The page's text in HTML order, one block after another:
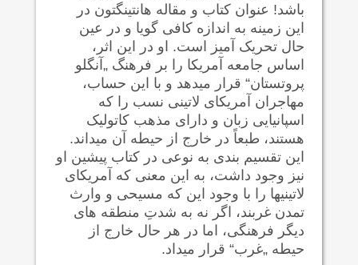
باشد! عنوان کتاب و مقاله هانتینگتون در
این زمینه به اندازه کافی گویا و در عین
حال تحریک آمیز است. او در این اثر،
اساس جامعه آمریکا را بر فرهنگ „آنگلو
پروتستان“ قرار می‍دهد و با این حساب،
مهاجران آمریکای لاتینی نسب را که
اسپانیایی زبان و دارای مذهب کاتولیک
هستند، طبعاً در خارج از حیطه آن می‍داند.
این تقسیم بندی به نوعی در کتاب پیشین او
نیز وجود داشت، به این معنی که آمریکای
لاتینیها را با وجود این که مسیحی و وارث
تمدن غربند، اگر نه به شدتِ منطقه های
دیگر فرهنگی، اما در هر حال خارج از
حیطه „غرب“ قرار می‍داد.